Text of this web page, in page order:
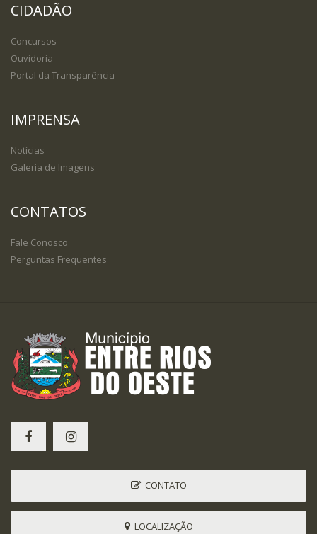
CIDADÃO
Concursos
Ouvidoria
Portal da Transparência
IMPRENSA
Notícias
Galeria de Imagens
CONTATOS
Fale Conosco
Perguntas Frequentes
CONTATO
LOCALIZAÇÃO